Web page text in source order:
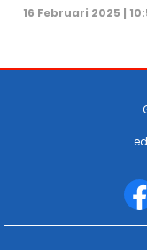
16 Februari 2025 |